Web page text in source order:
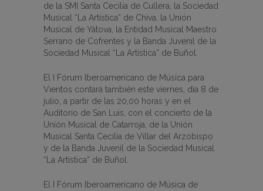
de la SMI Santa Cecilia de Cullera, la Sociedad
Musical “La Artística” de Chiva, la Unión
Musical de Yátova, la Entidad Musical Maestro
Serrano de Cofrentes y la Banda Juvenil de la
Sociedad Musical “La Artística” de Buñol.
El I Fórum Iberoamericano de Música para
Vientos contará también este viernes, día 8 de
julio, a partir de las 20,00 horas y en el
Auditorio de San Luis, con el concierto de la
Unión Musical de Catarroja, de la Unión
Musical Santa Cecilia de Villar del Arzobispo
y de la Banda Juvenil de la Sociedad Musical
“La Artística” de Buñol.
El I Fórum Iberoamericano de Música de